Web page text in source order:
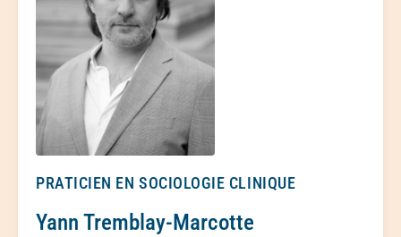
PRATICIEN EN SOCIOLOGIE CLINIQUE
Yann Tremblay-Marcotte